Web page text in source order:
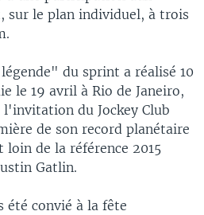
sur le plan individuel, à trois
du sprint a réalisé 10
le 19 avril à Rio de Janeiro,
du Jockey Club
de son record planétaire
de la référence 2015
Gatlin.
été convié à la fête